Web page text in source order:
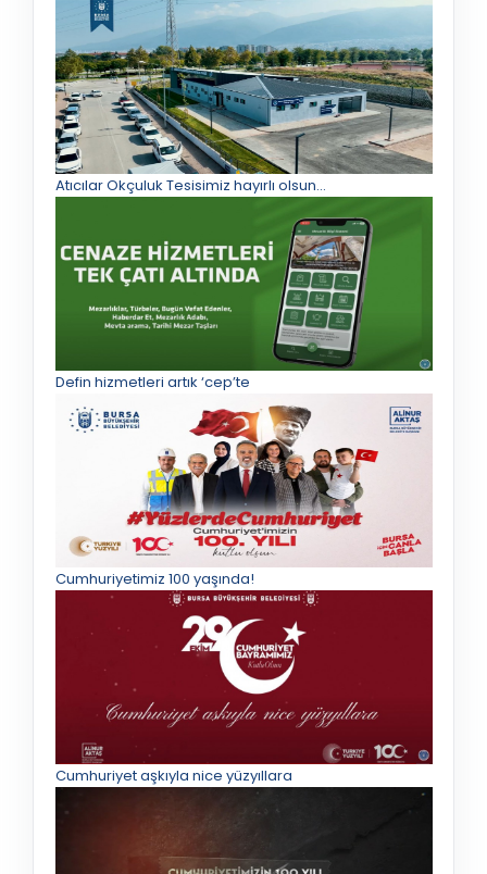
Atıcılar Okçuluk Tesisimiz hayırlı olsun...
Defin hizmetleri artık ‘cep’te
Cumhuriyetimiz 100 yaşında!
Cumhuriyet aşkıyla nice yüzyıllara